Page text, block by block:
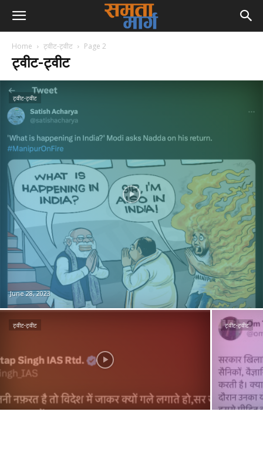
Home ट्वीट-ट्वीट Page 2
ट्वीट-ट्वीट
ट्वीट-ट्वीट
June 28, 2023
ट्वीट-ट्वीट ट्वीट-ट्वीट